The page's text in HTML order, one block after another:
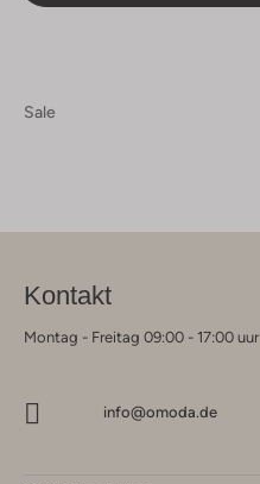
Sale
Kontakt
Montag - Freitag 09:00 - 17:00 uur
info@omoda.de